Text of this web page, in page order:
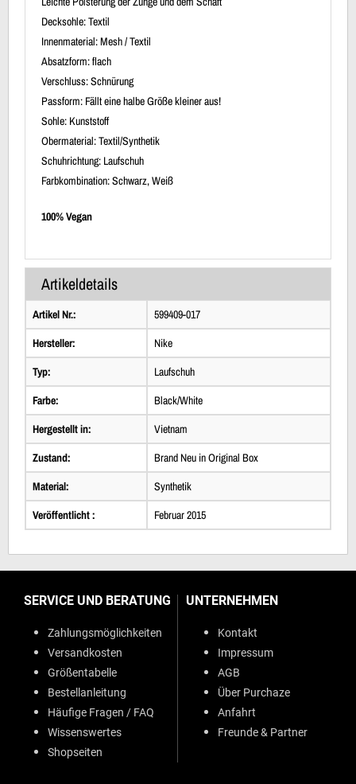
Decksohle: Textil
Innenmaterial: Mesh / Textil
Absatzform: flach
Verschluss: Schnürung
Passform: Fällt eine halbe Größe kleiner aus!
Sohle: Kunststoff
Obermaterial: Textil/Synthetik
Schuhrichtung: Laufschuh
Farbkombination: Schwarz, Weiß
100% Vegan
Artikeldetails
Artikel Nr.:
599409-017
Hersteller:
Nike
Typ:
Laufschuh
Farbe:
Black/White
Hergestellt in:
Vietnam
Zustand:
Brand Neu in Original Box
Material:
Synthetik
Veröffentlicht :
Februar 2015
SERVICE UND BERATUNG
Zahlungsmöglichkeiten
Versandkosten
Größentabelle
Bestellanleitung
Häufige Fragen / FAQ
Wissenswertes
Shopseiten
UNTERNEHMEN
Kontakt
Impressum
AGB
Über Purchaze
Anfahrt
Freunde & Partner